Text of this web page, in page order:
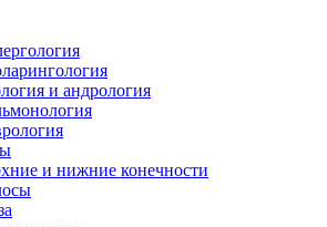
и андрология
и нижние конечности